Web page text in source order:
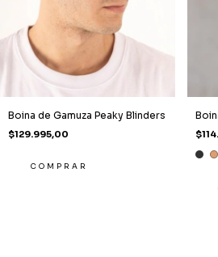
Boina de Gamuza Peaky Blinders
$129.995,00